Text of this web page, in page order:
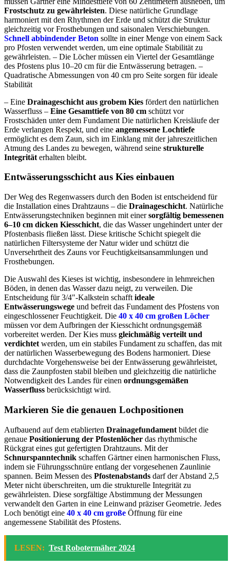
Frostschutz zu gewährleisten. Diese natürliche Grundlage
harmoniert mit den Rhythmen der Erde und schützt die Struktur
gleichzeitig vor Frosthebungen und saisonalen Verschiebungen.
Schnell abbindender Beton sollte in einer Menge von einem Sack
pro Pfosten verwendet werden, um eine optimale Stabilität zu
gewährleisten. – Die Löcher müssen ein Viertel der Gesamtlänge
des Pfostens plus 10–20 cm für die Entwässerung betragen. –
Quadratische Abmessungen von 40 cm pro Seite sorgen für ideale
Stabilität
– Eine Drainageschicht aus grobem Kies fördert den natürlichen
Wasserfluss – Eine Gesamttiefe von 80 cm schützt vor
Frostschäden unter dem Fundament Die natürlichen Kreisläufe der
Erde verlangen Respekt, und eine angemessene Lochtiefe
ermöglicht es dem Zaun, sich im Einklang mit der jahreszeitlichen
Atmung des Landes zu bewegen, während seine strukturelle
Integrität erhalten bleibt.
Entwässerungsschicht aus Kies einbauen
Der Weg des Regenwassers durch den Boden ist entscheidend für
die Installation eines Drahtzauns – die Drainageschicht. Natürliche
Entwässerungstechniken beginnen mit einersorgfältig bemessenen
6–10 cm dicken Kiesschicht, die das Wasser ungehindert unter der
Pfostenbasis fließen lässt. Diese kritische Schicht spiegelt die
natürlichen Filtersysteme der Natur wider und schützt die
Unversehrtheit des Zauns vor Feuchtigkeitsansammlungen und
Frosthebungen.
Die Auswahl des Kieses ist wichtig, insbesondere in lehmreichen
Böden, in denen das Wasser dazu neigt, zu verweilen. Die
Entscheidung für 3/4"-Kalkstein schafft ideale
Entwässerungswege und befreit das Fundament des Pfostens von
eingeschlossener Feuchtigkeit. Die 40 x 40 cm großen Löcher
müssen vor dem Aufbringen der Kiesschicht ordnungsgemäß
vorbereitet werden. Der Kies muss gleichmäßig verteilt und
verdichtet werden, um ein stabiles Fundament zu schaffen, das mit
der natürlichen Wasserbewegung des Bodens harmoniert. Diese
durchdachte Vorgehensweise bei der Entwässerung gewährleistet,
dass die Zaunpfosten stabil bleiben und gleichzeitig die natürliche
Notwendigkeit des Landes für einen ordnungsgemäßen
Wasserfluss berücksichtigt wird.
Markieren Sie die genauen Lochpositionen
Aufbauend auf dem etablierten Drainagefundament bildet die
genaue Positionierung der Pfostenlöcher das rhythmische
Rückgrat eines gut gefertigten Drahtzauns. Mit der
Schnurspanntechnik schaffen Gärtner einen harmonischen Fluss,
indem sie Führungsschnüre entlang der vorgesehenen Zaunlinie
spannen. Beim Messen des Pfostenabstands darf der Abstand 2,5
Meter nicht überschreiten, um die strukturelle Integrität zu
gewährleisten. Diese sorgfältige Abstimmung der Messungen
verwandelt den Garten in eine Leinwand präziser Geometrie. Jedes
Loch benötigt eine 40 x 40 cm große Öffnung für eine
angemessene Stabilität des Pfostens.
LESEN: Test Robotermäher 2024